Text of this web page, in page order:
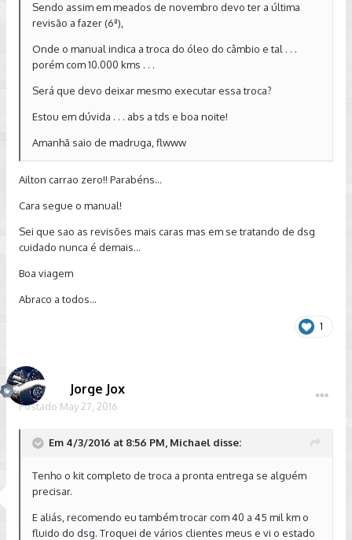
Sendo assim em meados de novembro devo ter a última
revisão a fazer (6ª),
Onde o manual indica a troca do óleo do câmbio e tal . . .
porém com 10.000 kms . . .
Será que devo deixar mesmo executar essa troca?
Estou em dúvida . . . abs a tds e boa noite!
Amanhã saio de madruga, flwww
Ailton carrao zero!! Parabéns...
Cara segue o manual!
Sei que sao as revisões mais caras mas em se tratando de dsg
cuidado nunca é demais...
Boa viagem
Abraco a todos...
1
Jorge Jox
Postado May 27, 2016
Em 4/3/2016 at 8:56 PM, Michael disse:
Tenho o kit completo de troca a pronta entrega se alguém
precisar.
E aliás, recomendo eu também trocar com 40 a 45 mil km o
fluido do dsg. Troquei de vários clientes meus e vi o estado